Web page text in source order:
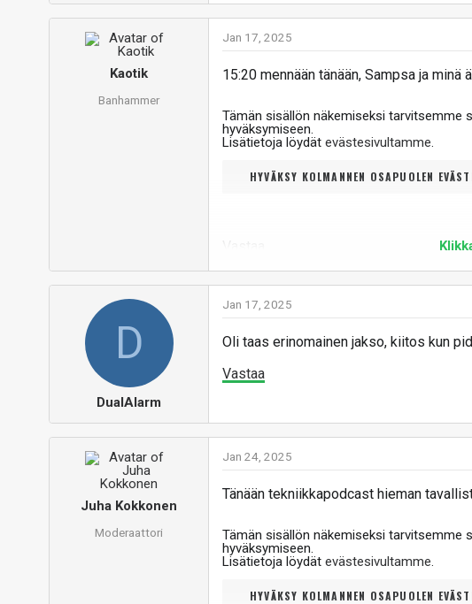
Kaotik
Banhammer
Jan 17, 2025
15:20 mennään tänään, Sampsa ja minä
Tämän sisällön näkemiseksi tarvitsemme
hyväksymiseen.
Lisätietoja löydät evästesivultamme.
HYVÄKSY KOLMANNEN OSAPUOLEN
D
DualAlarm
Jan 17, 2025
Oli taas erinomainen jakso, kiitos kun
Vastaa
Juha Kokkonen
Moderaattori
Jan 24, 2025
Tänään tekniikkapodcast hieman
Tämän sisällön näkemiseksi tarvitsemme
hyväksymiseen.
Lisätietoja löydät evästesivultamme.
HYVÄKSY KOLMANNEN OSAPUOLEN